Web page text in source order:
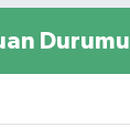
Durumu